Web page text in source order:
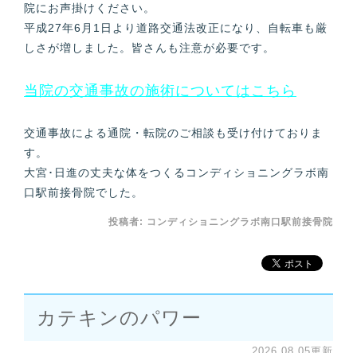
院にお声掛けください。
平成27年6月1日より道路交通法改正になり、自転車も厳
しさが増しました。皆さんも注意が必要です。
当院の交通事故の施術についてはこちら
交通事故による通院・転院のご相談も受け付けておりま
す。
大宮･日進の丈夫な体をつくるコンディショニングラボ南
口駅前接骨院でした。
投稿者: コンディショニングラボ南口駅前接骨院
カテキンのパワー